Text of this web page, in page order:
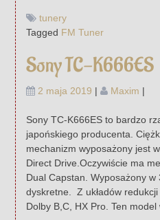
tunery
Tagged FM Tuner
Sony TC-K666ES
2 maja 2019 | Maxim |
Sony TC-K666ES to bardzo
japońskiego producenta.
mechanizm wyposażony jest
Direct Drive.Oczywiście ma
Dual Capstan. Wyposażony w
dyskretne. Z układów
Dolby B,C, HX Pro. Ten